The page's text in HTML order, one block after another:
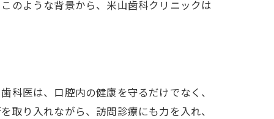
のような背景から、米山歯科クリニックは
科医は、口腔内の健康を守るだけでなく、
取り入れながら、訪問診療にも力を入れ、